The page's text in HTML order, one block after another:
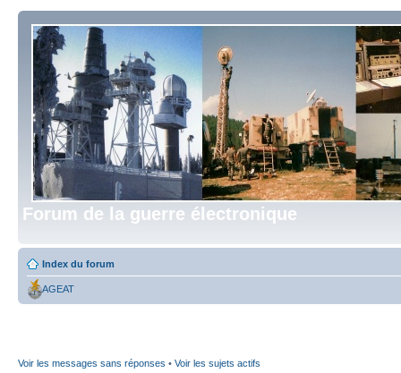
Forum de la guerre électronique
Index du forum
AGEAT
Voir les messages sans réponses • Voir les sujets actifs